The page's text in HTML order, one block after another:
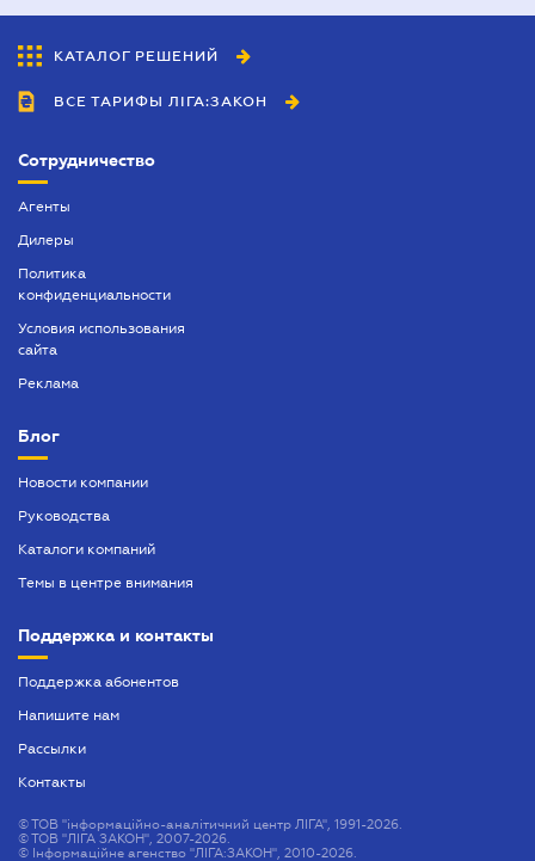
КАТАЛОГ РЕШЕНИЙ
ВСЕ ТАРИФЫ ЛІГА:ЗАКОН
Сотрудничество
Агенты
Дилеры
Политика
конфиденциальности
Условия использования
сайта
Реклама
Блог
Новости компании
Руководства
Каталоги компаний
Темы в центре внимания
Поддержка и контакты
Поддержка абонентов
Напишите нам
Рассылки
Контакты
©ТОВ "інформаційно-аналітичний центр ЛІГА", 1991-2026.
©ТОВ "ЛІГА ЗАКОН", 2007-2026.
© Інформаційне агенство "ЛІГА:ЗАКОН", 2010-2026.